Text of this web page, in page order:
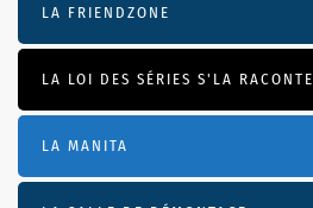
LA FRIENDZONE
LA LOI DES SÉRIES S'LA RACONTE
LA MANITA